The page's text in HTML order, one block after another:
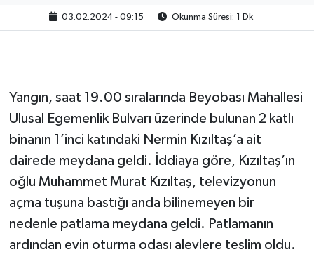
03.02.2024 - 09:15 Okunma Süresi: 1 Dk
Yangın, saat 19.00 sıralarında Beyobası Mahallesi
Ulusal Egemenlik Bulvarı üzerinde bulunan 2 katlı
binanın 1’inci katındaki Nermin Kızıltaş’a ait
dairede meydana geldi. İddiaya göre, Kızıltaş’ın
oğlu Muhammet Murat Kızıltaş, televizyonun
açma tuşuna bastığı anda bilinemeyen bir
nedenle patlama meydana geldi. Patlamanın
ardından evin oturma odası alevlere teslim oldu.